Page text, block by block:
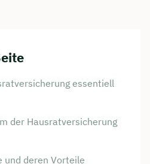
essentiell
der Hausratversicherung
und deren Vorteile